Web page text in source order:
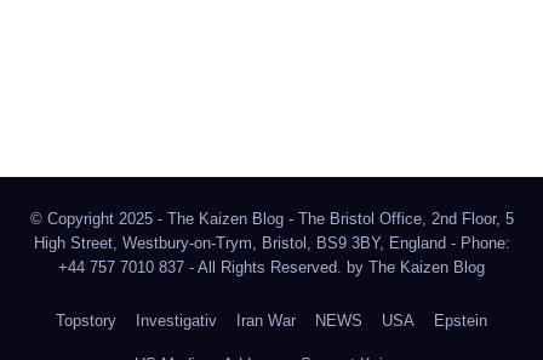
© Copyright 2025 - The Kaizen Blog - The Bristol Office, 2nd Floor, 5
High Street, Westbury-on-Trym, Bristol, BS9 3BY, England - Phone:
+44 757 7010 837 - All Rights Reserved. by The Kaizen Blog
Topstory Investigativ Iran War NEWS USA Epstein